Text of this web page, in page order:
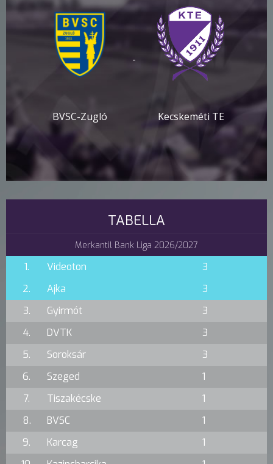
BVSC-Zugló
-
Kecskeméti TE
TABELLA
Merkantil Bank Liga 2026/2027
1. Videoton
3
2.
Ajka
3
3.
Gyirmót
3
4.
DVTK
3
5.
Soroksár
3
6.
Szeged
1
7.
Tiszakécske
1
8.
BVSC
1
9.
Karcag
1